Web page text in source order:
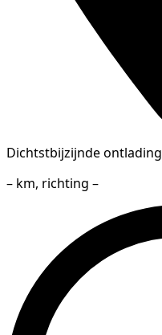
Dichtstbijzijnde ontlading
– km, richting –